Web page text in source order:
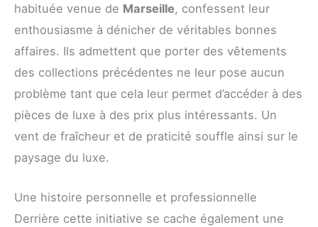
habituée venue de Marseille, confessent leur
enthousiasme à dénicher de véritables bonnes
affaires. Ils admettent que porter des vêtements
des collections précédentes ne leur pose aucun
problème tant que cela leur permet d’accéder à des
pièces de luxe à des prix plus intéressants. Un
vent de fraîcheur et de praticité souffle ainsi sur le
paysage du luxe.
Une histoire personnelle et professionnelle
Derrière cette initiative se cache également une